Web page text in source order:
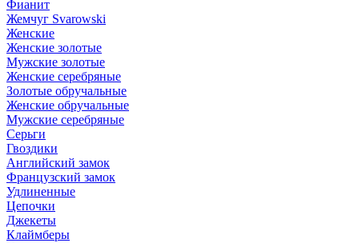
Фианит
Жемчуг Svarowski
Женские
Женские золотые
Мужские золотые
Женские серебряные
Золотые обручальные
Женские обручальные
Мужские серебряные
Серьги
Гвоздики
Английский замок
Французский замок
Удлиненные
Цепочки
Джекеты
Клаймберы